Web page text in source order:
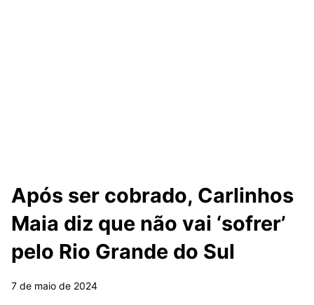
Após ser cobrado, Carlinhos
Maia diz que não vai ‘sofrer’
pelo Rio Grande do Sul
7 de maio de 2024